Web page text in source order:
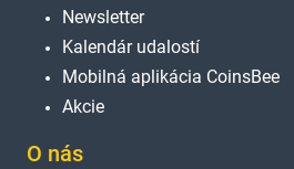
Newsletter
Kalendár udalostí
Mobilná aplikácia CoinsBee
Akcie
O nás